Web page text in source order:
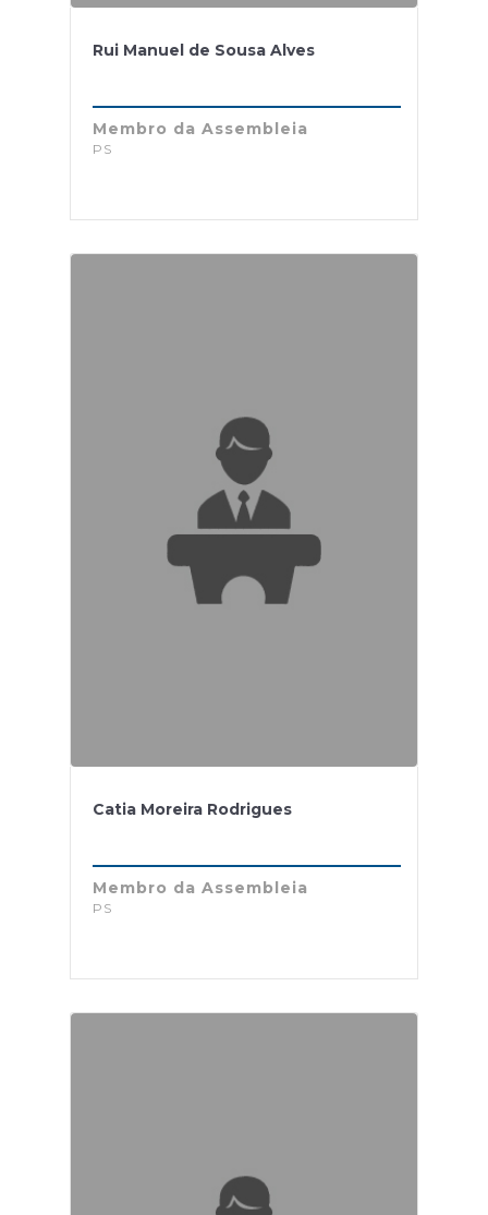
Rui Manuel de Sousa Alves
Membro da Assembleia
PS
Catia Moreira Rodrigues
Membro da Assembleia
PS